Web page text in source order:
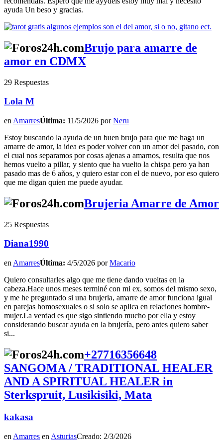
ayuda Un beso y gracias.
Brujo para amarre de
amor en CDMX
29 Respuestas
Lola M
en AmarresÚltima: 11/5/2026 porNeru
Estoy buscando la ayuda de un buen brujo para que me haga un
amarre de amor, la idea es poder volver con un amor del pasado, con
el cual nos separamos por cosas ajenas a amarnos, resulta que nos
hemos vuelto a pillar, y siento que ha vuelto la chispa pero ya han
pasado mas de 6 años, y quiero estar con el de nuevo, por eso quiero
que me digan quien me puede ayudar.
Brujeria Amarre de Amor
25 Respuestas
Diana1990
en AmarresÚltima: 4/5/2026 porMacario
Quiero consultarles algo que me tiene dando vueltas en la
cabeza.Hace unos meses terminé con mi ex, somos del mismo sexo,
y me he preguntado si una brujeria, amarre de amor funciona igual
en parejas homosexuales o si solo se aplica en relaciones hombre-
mujer.La verdad es que sigo sintiendo mucho por ella y estoy
considerando buscar ayuda en la brujería, pero antes quiero saber
si...
+27716356648
SANGOMA / TRADITIONAL HEALER
AND A SPIRITUAL HEALER in
Sterkspruit, Lusikisiki, Mata
kakasa
en Amarres en AsturiasCreado: 2/3/2026